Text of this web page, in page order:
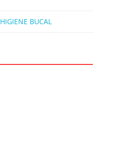
HIGIENE BUCAL